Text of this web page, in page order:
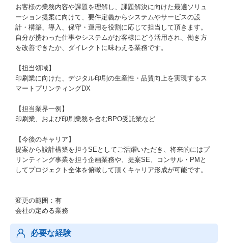
お客様の業務内容や課題を理解し、課題解決に向けた最適ソリュ
ーション提案に向けて、要件定義からシステムやサービスの設
計・構築、導入、保守・運用を役割に応じて担当して頂きます。
自分が携わった仕事やシステムがお客様にどう活用され、働き方
を改善できたか、ダイレクトに味わえる業務です。
【担当領域】
印刷業に向けた、デジタル印刷の生産性・品質向上を実現するス
マートプリンティングDX
【担当業界一例】
印刷業、および印刷業務を含むBPO受託業など
【今後のキャリア】
提案から設計構築を担うSEとしてご活躍いただき、将来的にはプ
リンティング事業を担う企画業務や、提案SE、コンサル・PMと
してプロジェクト全体を俯瞰して頂くキャリア形成が可能です。
変更の範囲：有
会社の定める業務
必要な経験